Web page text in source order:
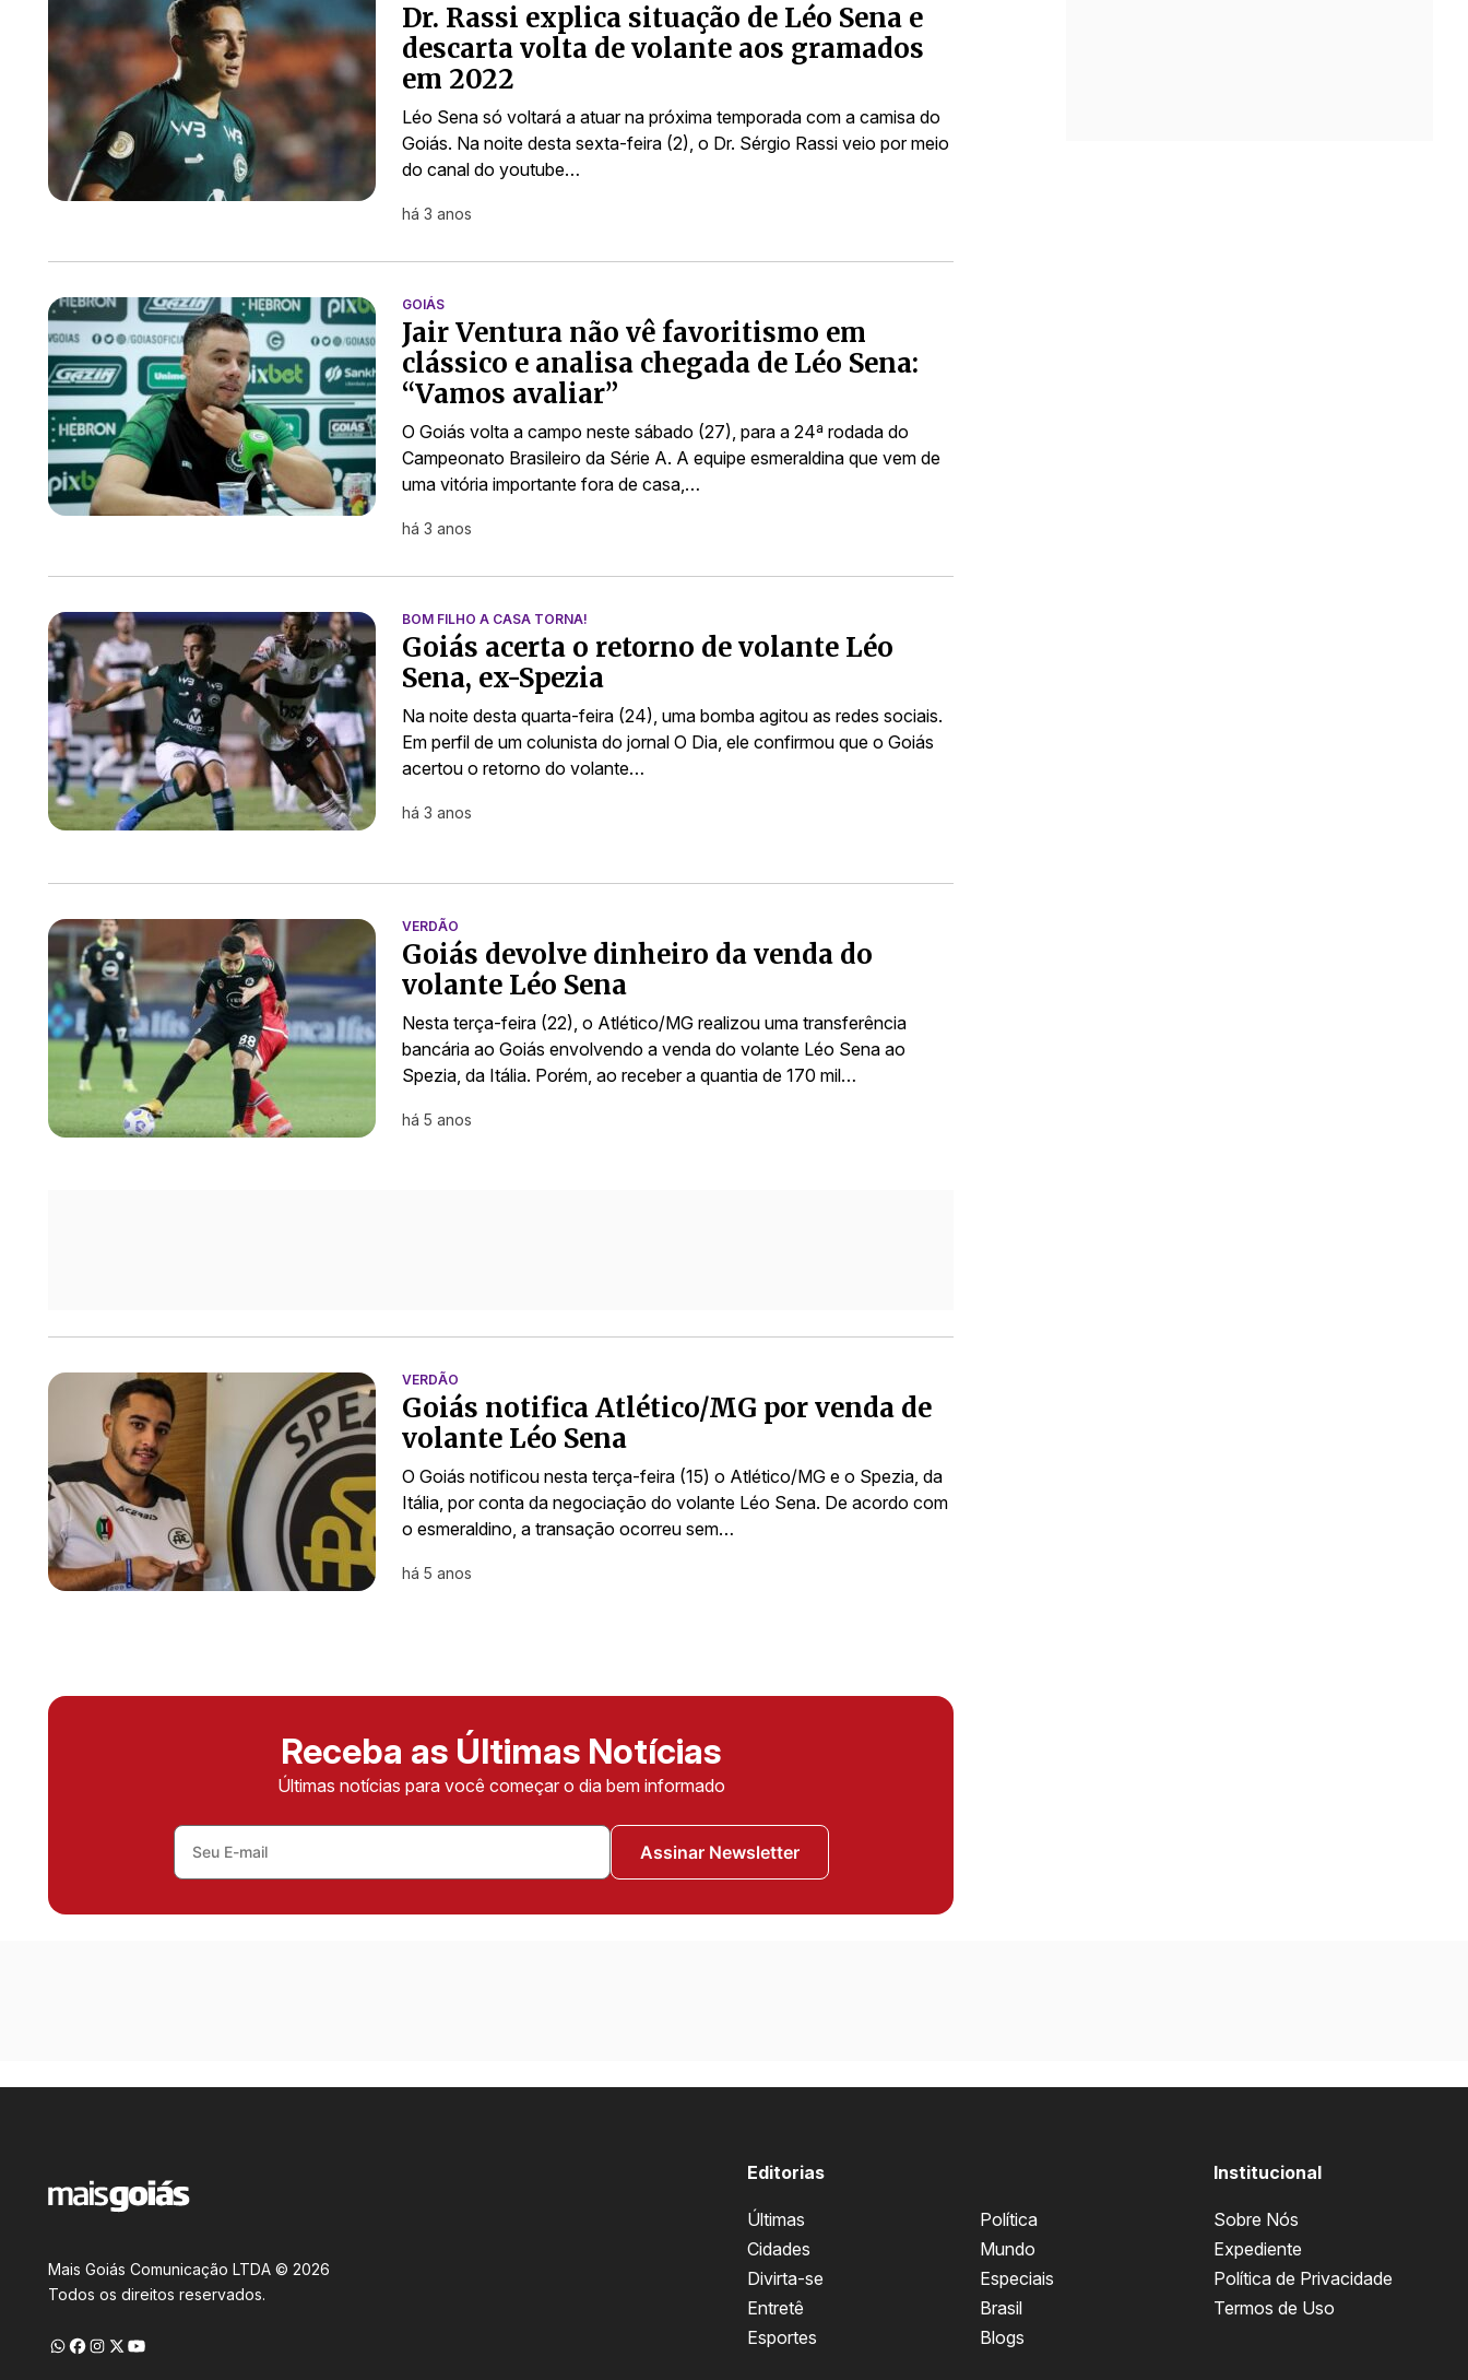
Dr. Rassi explica situação de Léo Sena e
descarta volta de volante aos gramados
em 2022
Léo Sena só voltará a atuar na próxima temporada com a camisa do
Goiás. Na noite desta sexta-feira (2), o Dr. Sérgio Rassi veio por meio
do canal do youtube…
há 3 anos
GOIÁS
Jair Ventura não vê favoritismo em
clássico e analisa chegada de Léo Sena:
“Vamos avaliar”
O Goiás volta a campo neste sábado (27), para a 24ª rodada do
Campeonato Brasileiro da Série A. A equipe esmeraldina que vem de
uma vitória importante fora de casa,…
há 3 anos
BOM FILHO A CASA TORNA!
Goiás acerta o retorno de volante Léo
Sena, ex-Spezia
Na noite desta quarta-feira (24), uma bomba agitou as redes sociais.
Em perfil de um colunista do jornal O Dia, ele confirmou que o Goiás
acertou o retorno do volante…
há 3 anos
VERDÃO
Goiás devolve dinheiro da venda do
volante Léo Sena
Nesta terça-feira (22), o Atlético/MG realizou uma transferência
bancária ao Goiás envolvendo a venda do volante Léo Sena ao
Spezia, da Itália. Porém, ao receber a quantia de 170 mil…
há 5 anos
VERDÃO
Goiás notifica Atlético/MG por venda de
volante Léo Sena
O Goiás notificou nesta terça-feira (15) o Atlético/MG e o Spezia, da
Itália, por conta da negociação do volante Léo Sena. De acordo com
o esmeraldino, a transação ocorreu sem…
há 5 anos
Receba as Últimas Notícias
Últimas notícias para você começar o dia bem informado
Assinar Newsletter
Mais Goiás Comunicação LTDA © 2026
Todos os direitos reservados.
Editorias
Últimas
Cidades
Divirta-se
Entretê
Esportes
Política
Mundo
Especiais
Brasil
Blogs
Institucional
Sobre Nós
Expediente
Política de Privacidade
Termos de Uso